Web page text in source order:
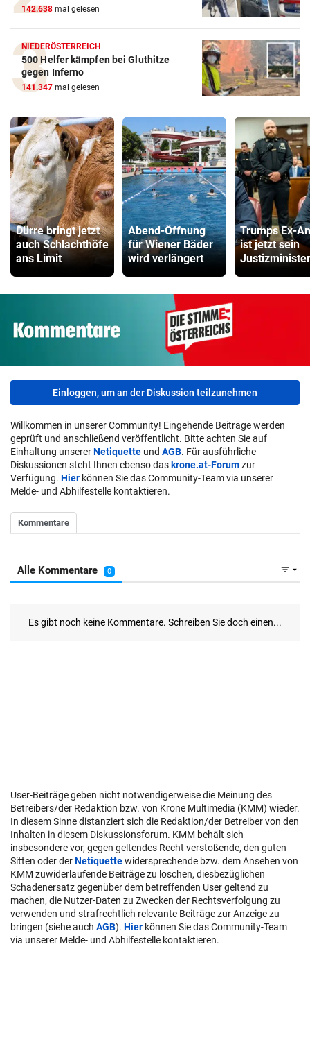
142.638 mal gelesen
NIEDERÖSTERREICH
500 Helfer kämpfen bei Gluthitze
gegen Inferno
141.347 mal gelesen
Dürre bringt jetzt
auch Schlachthöfe
ans Limit
Abend-Öffnung
für Wiener Bäder
wird verlängert
Trumps Ex-
ist jetzt sein
Justizminister
Einloggen, um an der Diskussion teilzunehmen
Willkommen in unserer Community! Eingehende Beiträge werden
geprüft und anschließend veröffentlicht. Bitte achten Sie auf
Einhaltung unsererNetiquette und AGB. Für ausführliche
Diskussionen steht Ihnen ebenso das krone.at-Forumzur
Verfügung. Hier können Sie das Community-Team via unserer
Melde- und Abhilfestelle kontaktieren.
User-Beiträge geben nicht notwendigerweise die Meinung des
Betreibers/der Redaktion bzw. von Krone Multimedia (KMM) wieder.
In diesem Sinne distanziert sich die Redaktion/der Betreiber von den
Inhalten in diesem Diskussionsforum. KMM behält sich
insbesondere vor, gegen geltendes Recht verstoßende, den guten
Sitten oder derNetiquettewidersprechende bzw. dem Ansehen von
KMM zuwiderlaufende Beiträge zu löschen, diesbezüglichen
Schadenersatz gegenüber dem betreffenden User geltend zu
machen, die Nutzer-Daten zu Zwecken der Rechtsverfolgung zu
verwenden und strafrechtlich relevante Beiträge zur Anzeige zu
bringen (siehe auch AGB). Hier können Sie das Community-Team
via unserer Melde- und Abhilfestelle kontaktieren.